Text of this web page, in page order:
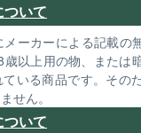
いて
ーカーによる記載の
以上用の物、または
いる商品です。その
せん。
いて